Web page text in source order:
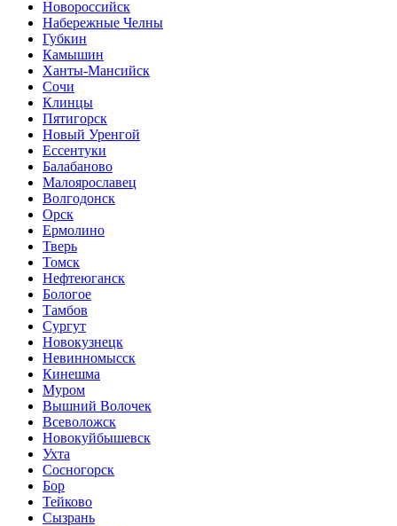
Новороссийск
Набережные Челны
Губкин
Камышин
Ханты-Мансийск
Сочи
Клинцы
Пятигорск
Новый Уренгой
Ессентуки
Балабаново
Малоярославец
Волгодонск
Орск
Ермолино
Тверь
Томск
Нефтеюганск
Бологое
Тамбов
Сургут
Новокузнецк
Невинномысск
Кинешма
Муром
Вышний Волочек
Всеволожск
Новокуйбышевск
Ухта
Сосногорск
Бор
Тейково
Сызрань